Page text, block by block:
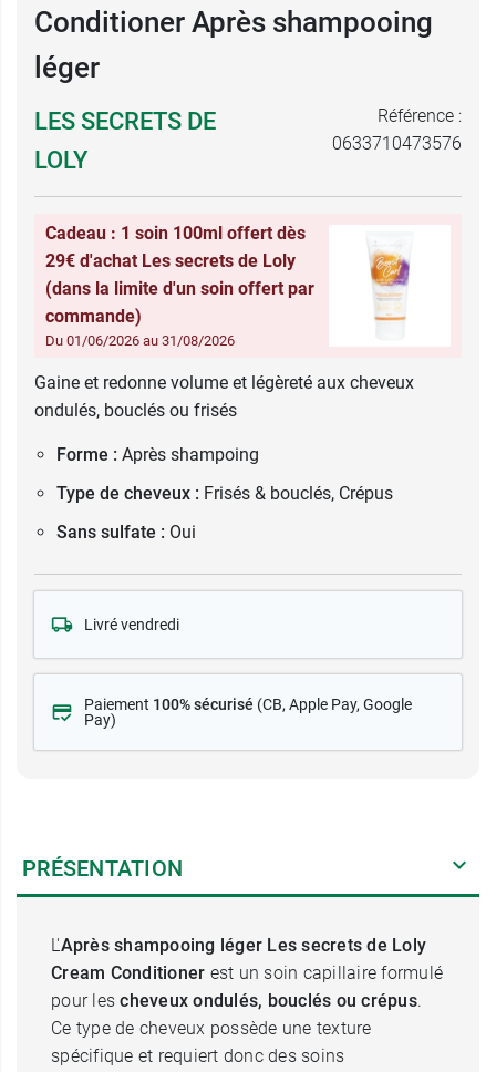
Conditioner Après shampooing
léger
LES SECRETS DE
LOLY
Référence :
0633710473576
Cadeau : 1 soin 100ml offert dès
29€ d'achat Les secrets de Loly
(dans la limite d'un soin offert par
commande)
Du 01/06/2026 au 31/08/2026
Gaine et redonne volume et légèreté aux cheveux
ondulés, bouclés ou frisés
Forme : Après shampoing
Type de cheveux : Frisés & bouclés, Crépus
Sans sulfate : Oui
Livré vendredi
Paiement 100% sécurisé (CB, Apple Pay, Google
Pay)
PRÉSENTATION
L'Après shampooing léger Les secrets de Loly
Cream Conditioner est un soin capillaire formulé
pour lescheveux ondulés, bouclés ou crépus.
Ce type de cheveux possède une texture
spécifique et requiert donc des soins